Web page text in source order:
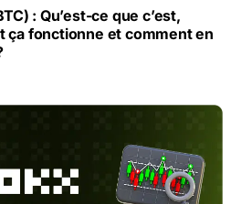
: Qu’est-ce que c’est,
ça fonctionne et comment en